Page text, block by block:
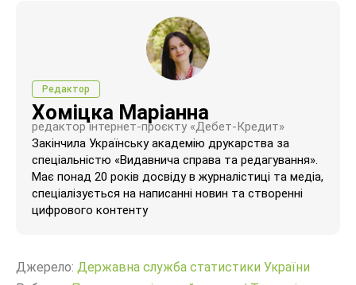
Редактор
Хоміцка Маріанна
редактор інтернет-проєкту «Дебет-Кредит»
Закінчила Українську академію друкарства за
спеціальністю «Видавнича справа та редагування».
Має понад 20 років досвіду в журналістиці та медіа,
спеціалізується на написанні новин та створенні
цифрового контенту
Джерело: Державна служба статистики України